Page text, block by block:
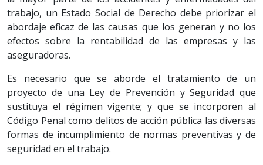
trabajo, un Estado Social de Derecho debe priorizar el
abordaje eficaz de las causas que los generan y no los
efectos sobre la rentabilidad de las empresas y las
aseguradoras.
Es necesario que se aborde el tratamiento de un
proyecto de una Ley de Prevención y Seguridad que
sustituya el régimen vigente; y que se incorporen al
Código Penal como delitos de acción pública las diversas
formas de incumplimiento de normas preventivas y de
seguridad en el trabajo.